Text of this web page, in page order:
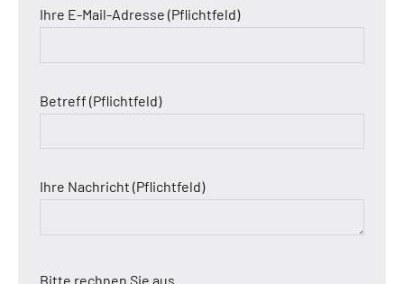
Ihre E-Mail-Adresse (Pflichtfeld)
Betreff (Pflichtfeld)
Ihre Nachricht (Pflichtfeld)
Bitte rechnen Sie aus